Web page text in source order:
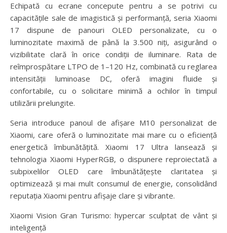
Echipată cu ecrane concepute pentru a se potrivi cu
capacitățile sale de imagistică și performanță, seria Xiaomi
17 dispune de panouri OLED personalizate, cu o
luminozitate maximă de până la 3.500 niți, asigurând o
vizibilitate clară în orice condiții de iluminare. Rata de
reîmprospătare LTPO de 1–120 Hz, combinată cu reglarea
intensității luminoase DC, oferă imagini fluide și
confortabile, cu o solicitare minimă a ochilor în timpul
utilizării prelungite.
Seria introduce panoul de afișare M10 personalizat de
Xiaomi, care oferă o luminozitate mai mare cu o eficiență
energetică îmbunătățită. Xiaomi 17 Ultra lansează și
tehnologia Xiaomi HyperRGB, o dispunere reproiectată a
subpixelilor OLED care îmbunătățește claritatea și
optimizează și mai mult consumul de energie, consolidând
reputația Xiaomi pentru afișaje clare și vibrante.
Xiaomi Vision Gran Turismo: hypercar sculptat de vânt și
inteligență